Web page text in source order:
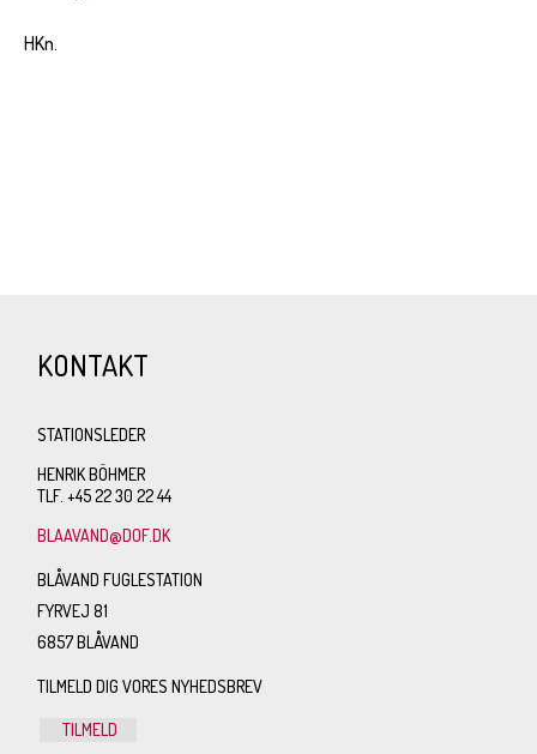
HKn.
KONTAKT
STATIONSLEDER
HENRIK BÖHMER
TLF. +45 22 30 22 44
BLAAVAND@DOF.DK
BLÅVAND FUGLESTATION
FYRVEJ 81
6857 BLÅVAND
TILMELD DIG VORES NYHEDSBREV
TILMELD